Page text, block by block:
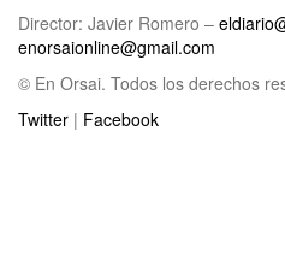
Director: Javier Romero –
enorsaionline@gmail.com
© En Orsai. Todos los derechos
Twitter | Facebook